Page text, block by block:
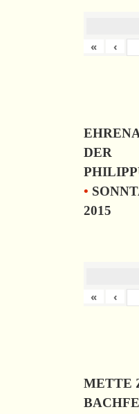
« ‹
DER
•
2015
« ‹
METTE